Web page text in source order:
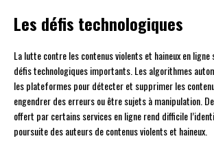
Les défis technologiques
La lutte contre les contenus violents et haineux en ligne
défis technologiques importants. Les algorithmes
les plateformes pour détecter et supprimer les
engendrer des erreurs ou être sujets à manipulation.
offert par certains services en ligne rend difficile
poursuite des auteurs de contenus violents et haineux.